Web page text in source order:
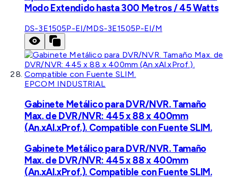
Modo Extendido hasta 300 Metros / 45 Watts
DS-3E1505P-EI/MDS-3E1505P-EI/M
EPCOM INDUSTRIAL
Gabinete Metálico para DVR/NVR. Tamaño
Max. de DVR/NVR: 445 x 88 x 400mm
(An.xAl.xProf.). Compatible con Fuente SLIM.
Gabinete Metálico para DVR/NVR. Tamaño
Max. de DVR/NVR: 445 x 88 x 400mm
(An.xAl.xProf.). Compatible con Fuente SLIM.